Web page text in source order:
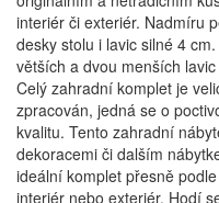
interiér či exteriér. Nadmíru
desky stolu i lavic silné 4
větších a dvou menších
Celý zahradní komplet je
zpracován, jedná se o
kvalitu. Tento zahradní
dekoracemi či dalším
ideální komplet přesně
interiér nebo exteriér. Hodí